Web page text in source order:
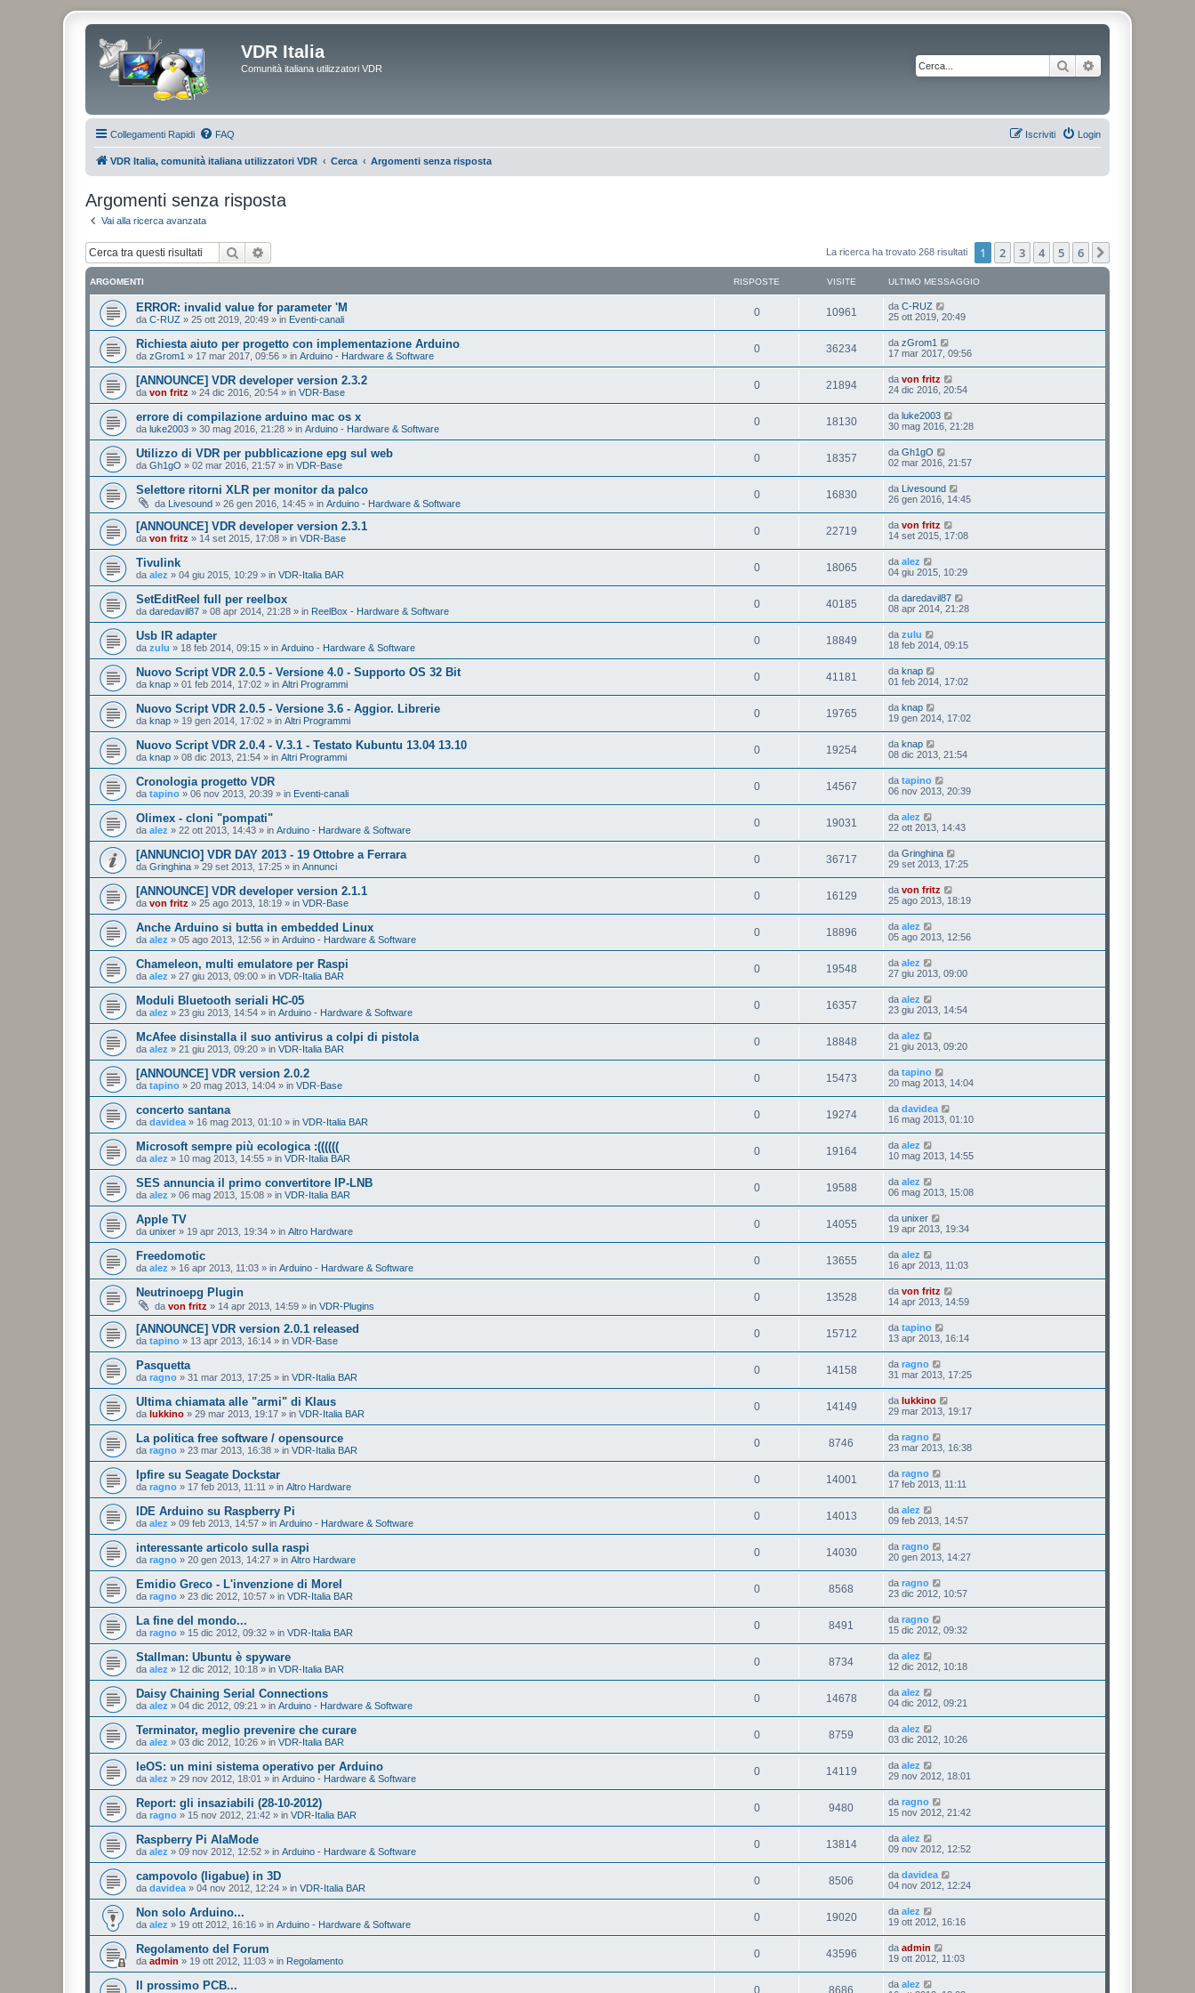
VDR Italia
Comunità italiana utilizzatori VDR Cerca
Collegamenti Rapidi FAQ Login
Iscriviti
VDR Italia, comunità italiana utilizzatori VDR Cerca Argomenti senza risposta
Argomenti senza risposta
Vai alla ricerca avanzata
Cerca La ricerca ha trovato 268 risultati 1 2 3 4 5 6
ARGOMENTI RISPOSTE VISITE ULTIMO MESSAGGIO
ERROR: invalid value for parameter 'M
da C-RUZ » 25 ott 2019, 20:49 » in Eventi-canali
0 10961 da C-RUZ
25 ott 2019, 20:49
Richiesta aiuto per progetto con implementazione Arduino
da zGrom1 » 17 mar 2017, 09:56 » in Arduino - Hardware & Software
0 36234 da zGrom1
17 mar 2017, 09:56
[ANNOUNCE] VDR developer version 2.3.2
da von fritz » 24 dic 2016, 20:54 » in VDR-Base
0 21894 da von fritz
24 dic 2016, 20:54
errore di compilazione arduino mac os x
da luke2003 » 30 mag 2016, 21:28 » in Arduino - Hardware & Software
0 18130 da luke2003
30 mag 2016, 21:28
Utilizzo di VDR per pubblicazione epg sul web
da Gh1gO » 02 mar 2016, 21:57 » in VDR-Base
0 18357 da Gh1gO
02 mar 2016, 21:57
Selettore ritorni XLR per monitor da palco
da Livesound » 26 gen 2016, 14:45 » in Arduino - Hardware & Software
0 16830 da Livesound
26 gen 2016, 14:45
[ANNOUNCE] VDR developer version 2.3.1
da von fritz » 14 set 2015, 17:08 » in VDR-Base
0 22719 da von fritz
14 set 2015, 17:08
Tivulink
da alez » 04 giu 2015, 10:29 » in VDR-Italia BAR
0 18065 da alez
04 giu 2015, 10:29
SetEditReel full per reelbox
da daredavil87 » 08 apr 2014, 21:28 » in ReelBox - Hardware & Software
0 40185 da daredavil87
08 apr 2014, 21:28
Usb IR adapter
da zulu » 18 feb 2014, 09:15 » in Arduino - Hardware & Software
0 18849 da zulu
18 feb 2014, 09:15
Nuovo Script VDR 2.0.5 - Versione 4.0 - Supporto OS 32 Bit
da knap » 01 feb 2014, 17:02 » in Altri Programmi
0 41181 da knap
01 feb 2014, 17:02
Nuovo Script VDR 2.0.5 - Versione 3.6 - Aggior. Librerie
da knap » 19 gen 2014, 17:02 » in Altri Programmi
0 19765 da knap
19 gen 2014, 17:02
Nuovo Script VDR 2.0.4 - V.3.1 - Testato Kubuntu 13.04 13.10
da knap » 08 dic 2013, 21:54 » in Altri Programmi
0 19254 da knap
08 dic 2013, 21:54
Cronologia progetto VDR
da tapino » 06 nov 2013, 20:39 » in Eventi-canali
0 14567 da tapino
06 nov 2013, 20:39
Olimex - cloni "pompati"
da alez » 22 ott 2013, 14:43 » in Arduino - Hardware & Software
0 19031 da alez
22 ott 2013, 14:43
[ANNUNCIO] VDR DAY 2013 - 19 Ottobre a Ferrara
da Gringhina » 29 set 2013, 17:25 » in Annunci
0 36717 da Gringhina
29 set 2013, 17:25
[ANNOUNCE] VDR developer version 2.1.1
da von fritz » 25 ago 2013, 18:19 » in VDR-Base
0 16129 da von fritz
25 ago 2013, 18:19
Anche Arduino si butta in embedded Linux
da alez » 05 ago 2013, 12:56 » in Arduino - Hardware & Software
0 18896 da alez
05 ago 2013, 12:56
Chameleon, multi emulatore per Raspi
da alez » 27 giu 2013, 09:00 » in VDR-Italia BAR
0 19548 da alez
27 giu 2013, 09:00
Moduli Bluetooth seriali HC-05
da alez » 23 giu 2013, 14:54 » in Arduino - Hardware & Software
0 16357 da alez
23 giu 2013, 14:54
McAfee disinstalla il suo antivirus a colpi di pistola
da alez » 21 giu 2013, 09:20 » in VDR-Italia BAR
0 18848 da alez
21 giu 2013, 09:20
[ANNOUNCE] VDR version 2.0.2
da tapino » 20 mag 2013, 14:04 » in VDR-Base
0 15473 da tapino
20 mag 2013, 14:04
concerto santana
da davidea » 16 mag 2013, 01:10 » in VDR-Italia BAR
0 19274 da davidea
16 mag 2013, 01:10
Microsoft sempre più ecologica :((((((
da alez » 10 mag 2013, 14:55 » in VDR-Italia BAR
0 19164 da alez
10 mag 2013, 14:55
SES annuncia il primo convertitore IP-LNB
da alez » 06 mag 2013, 15:08 » in VDR-Italia BAR
0 19588 da alez
06 mag 2013, 15:08
Apple TV
da unixer » 19 apr 2013, 19:34 » in Altro Hardware
0 14055 da unixer
19 apr 2013, 19:34
Freedomotic
da alez » 16 apr 2013, 11:03 » in Arduino - Hardware & Software
0 13655 da alez
16 apr 2013, 11:03
Neutrinoepg Plugin
da von fritz » 14 apr 2013, 14:59 » in VDR-Plugins
0 13528 da von fritz
14 apr 2013, 14:59
[ANNOUNCE] VDR version 2.0.1 released
da tapino » 13 apr 2013, 16:14 » in VDR-Base
0 15712 da tapino
13 apr 2013, 16:14
Pasquetta
da ragno » 31 mar 2013, 17:25 » in VDR-Italia BAR
0 14158 da ragno
31 mar 2013, 17:25
Ultima chiamata alle "armi" di Klaus
da lukkino » 29 mar 2013, 19:17 » in VDR-Italia BAR
0 14149 da lukkino
29 mar 2013, 19:17
La politica free software / opensource
da ragno » 23 mar 2013, 16:38 » in VDR-Italia BAR
0 8746 da ragno
23 mar 2013, 16:38
Ipfire su Seagate Dockstar
da ragno » 17 feb 2013, 11:11 » in Altro Hardware
0 14001 da ragno
17 feb 2013, 11:11
IDE Arduino su Raspberry Pi
da alez » 09 feb 2013, 14:57 » in Arduino - Hardware & Software
0 14013 da alez
09 feb 2013, 14:57
interessante articolo sulla raspi
da ragno » 20 gen 2013, 14:27 » in Altro Hardware
0 14030 da ragno
20 gen 2013, 14:27
Emidio Greco - L'invenzione di Morel
da ragno » 23 dic 2012, 10:57 » in VDR-Italia BAR
0 8568 da ragno
23 dic 2012, 10:57
La fine del mondo...
da ragno » 15 dic 2012, 09:32 » in VDR-Italia BAR
0 8491 da ragno
15 dic 2012, 09:32
Stallman: Ubuntu è spyware
da alez » 12 dic 2012, 10:18 » in VDR-Italia BAR
0 8734 da alez
12 dic 2012, 10:18
Daisy Chaining Serial Connections
da alez » 04 dic 2012, 09:21 » in Arduino - Hardware & Software
0 14678 da alez
04 dic 2012, 09:21
Terminator, meglio prevenire che curare
da alez » 03 dic 2012, 10:26 » in VDR-Italia BAR
0 8759 da alez
03 dic 2012, 10:26
leOS: un mini sistema operativo per Arduino
da alez » 29 nov 2012, 18:01 » in Arduino - Hardware & Software
0 14119 da alez
29 nov 2012, 18:01
Report: gli insaziabili (28-10-2012)
da ragno » 15 nov 2012, 21:42 » in VDR-Italia BAR
0 9480 da ragno
15 nov 2012, 21:42
Raspberry Pi AlaMode
da alez » 09 nov 2012, 12:52 » in Arduino - Hardware & Software
0 13814 da alez
09 nov 2012, 12:52
campovolo (ligabue) in 3D
da davidea » 04 nov 2012, 12:24 » in VDR-Italia BAR
0 8506 da davidea
04 nov 2012, 12:24
Non solo Arduino...
da alez » 19 ott 2012, 16:16 » in Arduino - Hardware & Software
0 19020 da alez
19 ott 2012, 16:16
Regolamento del Forum
da admin » 19 ott 2012, 11:03 » in Regolamento
0 43596 da admin
19 ott 2012, 11:03
Il prossimo PCB... 0 8686 da alez